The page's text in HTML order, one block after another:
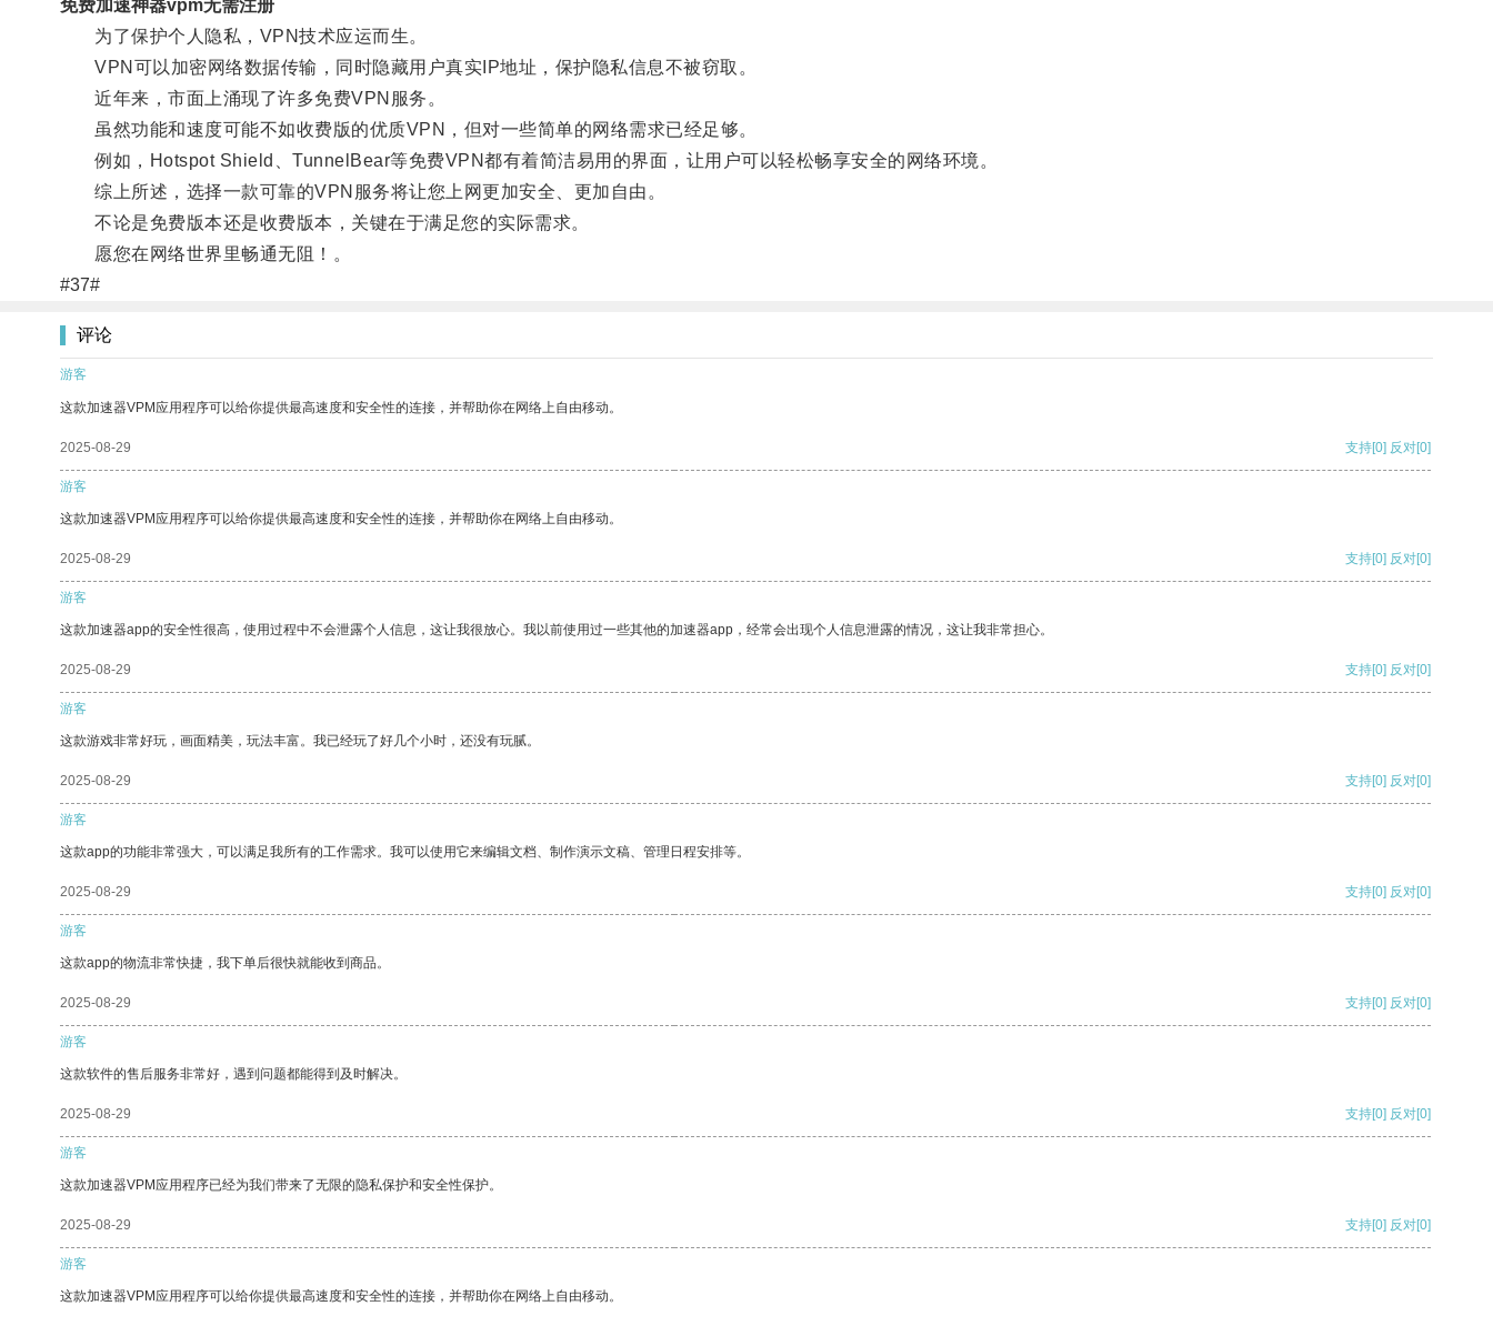
免费加速神器vpm无需注册
为了保护个人隐私，VPN技术应运而生。
VPN可以加密网络数据传输，同时隐藏用户真实IP地址，保护隐私信息不被窃取。
近年来，市面上涌现了许多免费VPN服务。
虽然功能和速度可能不如收费版的优质VPN，但对一些简单的网络需求已经足够。
例如，Hotspot Shield、TunnelBear等免费VPN都有着简洁易用的界面，让用户可以轻松畅享安全的网络环境。
综上所述，选择一款可靠的VPN服务将让您上网更加安全、更加自由。
不论是免费版本还是收费版本，关键在于满足您的实际需求。
愿您在网络世界里畅通无阻！。
#37#
评论
游客
这款加速器VPM应用程序可以给你提供最高速度和安全性的连接，并帮助你在网络上自由移动。
2025-08-29 支持[0] 反对[0]
游客
这款加速器VPM应用程序可以给你提供最高速度和安全性的连接，并帮助你在网络上自由移动。
2025-08-29 支持[0] 反对[0]
游客
这款加速器app的安全性很高，使用过程中不会泄露个人信息，这让我很放心。我以前使用过一些其他的加速器app，经常会出现个人信息泄露的情况，这让我非常担心。
2025-08-29 支持[0] 反对[0]
游客
这款游戏非常好玩，画面精美，玩法丰富。我已经玩了好几个小时，还没有玩腻。
2025-08-29 支持[0] 反对[0]
游客
这款app的功能非常强大，可以满足我所有的工作需求。我可以使用它来编辑文档、制作演示文稿、管理日程安排等。
2025-08-29 支持[0] 反对[0]
游客
这款app的物流非常快捷，我下单后很快就能收到商品。
2025-08-29 支持[0] 反对[0]
游客
这款软件的售后服务非常好，遇到问题都能得到及时解决。
2025-08-29 支持[0] 反对[0]
游客
这款加速器VPM应用程序已经为我们带来了无限的隐私保护和安全性保护。
2025-08-29 支持[0] 反对[0]
游客
这款加速器VPM应用程序可以给你提供最高速度和安全性的连接，并帮助你在网络上自由移动。